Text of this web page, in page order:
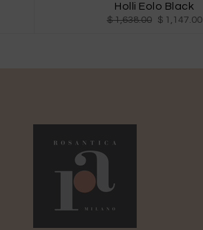
Holli Eolo Black
$ 1,638.00 $ 1,147.00